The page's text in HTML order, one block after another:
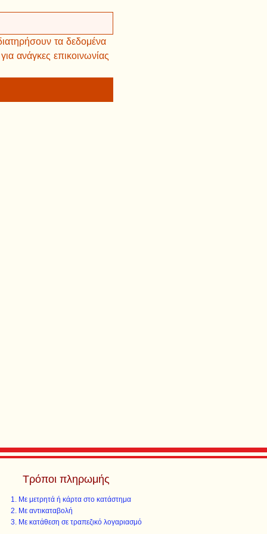
τα δεδομένα
ανάγκες επικοινωνίας
Τρόποι πληρωμής
Με μετρητά ή κάρτα στο κατάστημα
Με αντικαταβολή
Με κατάθεση σε τραπεζικό λογαριασμό